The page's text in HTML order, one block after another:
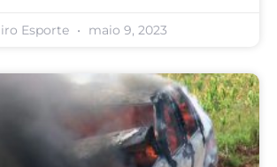
Esporte maio 9, 2023